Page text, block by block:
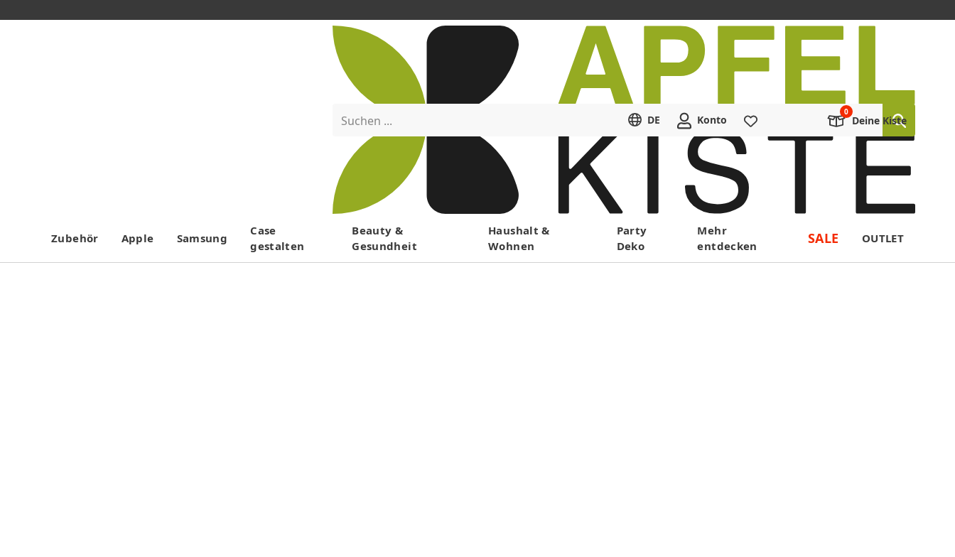
Menü
Suchen ... DE Konto Deine Kiste
Zubehör Apple Samsung
Case
gestalten
Beauty &
Gesundheit
Haushalt &
Wohnen
Party
Deko
Mehr
entdecken
SALE OUTLET